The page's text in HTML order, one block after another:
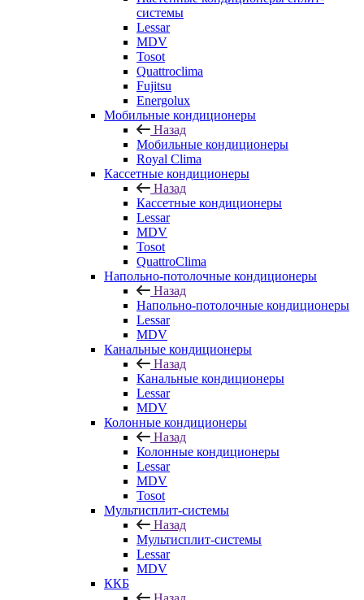
системы
Lessar
MDV
Tosot
Quattroclima
Fujitsu
Energolux
Мобильные кондиционеры
Назад
Мобильные кондиционеры
Royal Clima
Кассетные кондиционеры
Назад
Кассетные кондиционеры
Lessar
MDV
Tosot
QuattroClima
Напольно-потолочные кондиционеры
Назад
Напольно-потолочные кондиционеры
Lessar
MDV
Канальные кондиционеры
Назад
Канальные кондиционеры
Lessar
MDV
Колонные кондиционеры
Назад
Колонные кондиционеры
Lessar
MDV
Tosot
Мультисплит-системы
Назад
Мультисплит-системы
Lessar
MDV
ККБ